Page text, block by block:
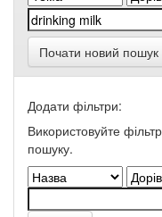
Почати новий пошук
Додати фільтри:
Використовуйте
пошуку.